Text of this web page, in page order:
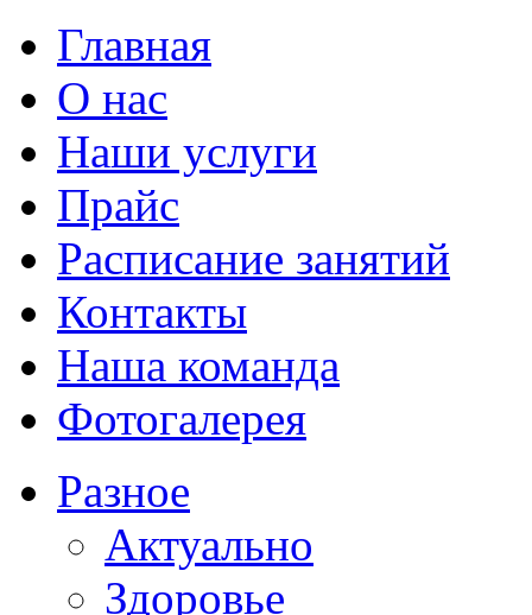
Главная
О нас
Наши услуги
Прайс
Расписание занятий
Контакты
Наша команда
Фотогалерея
Разное
Актуально
Здоровье